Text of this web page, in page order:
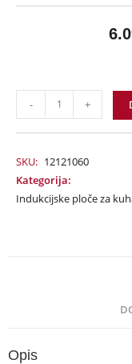
- +
SKU: 12121060
Kategorija:
Indukcijske ploče za
Opis